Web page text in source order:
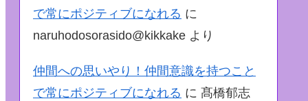
で常にポジティブになれる に
naruhodosorasido@kikkake より
仲間への思いやり！仲間意識を持つこと
で常にポジティブになれる に 髙橋郁志